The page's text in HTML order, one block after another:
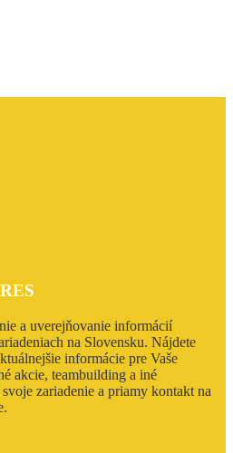
a uverejňovanie informácií
na Slovensku. Nájdete
informácie pre Vaše
akcie, teambuilding a iné
zariadenie a priamy kontakt na